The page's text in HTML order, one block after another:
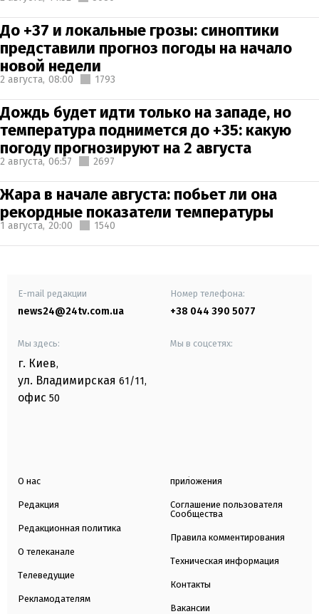
До +37 и локальные грозы: синоптики
представили прогноз погоды на начало
новой недели
2 августа, 08:00 1793
Дождь будет идти только на западе, но
температура поднимется до +35: какую
погоду прогнозируют на 2 августа
2 августа, 06:57 2697
Жара в начале августа: побьет ли она
рекордные показатели температуры
1 августа, 20:00 1540
E-mail редакции
news24@24tv.com.ua
Номер телефона:
+38 044 390 5077
Мы здесь:
г. Киев,
ул. Владимирская 61/11,
офис 50
Мы в соцсетях:
О нас
Редакция
Редакционная политика
О телеканале
Телеведущие
Рекламодателям
приложения
Соглашение пользователя
Сообщества
Правила комментирования
Техническая информация
Контакты
Вакансии